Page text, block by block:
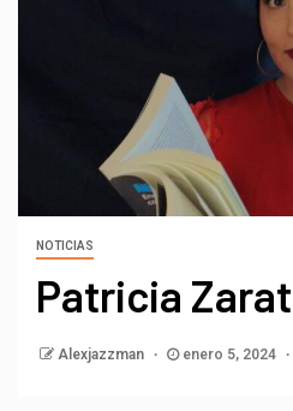
NOTICIAS
Patricia
Alexjazzman enero 5, 2024